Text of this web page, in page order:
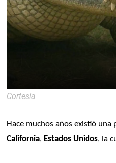
Cortesía
Hace muchos años existió
California, Estados Unidos, la